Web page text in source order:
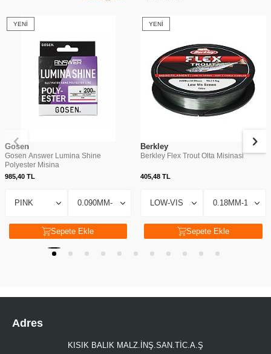
YENI
Gosen
Gosen Answer Lumina Shine
Polyester Misina
985,40 TL
Sepete Ekle
YENI
Berkley
Berkley Flex Trout Olta Misinasi
405,48TL
Sepete Ekle
Adres
KISIK BALIK MALZ.İNŞ.SAN.TİC.A.Ş